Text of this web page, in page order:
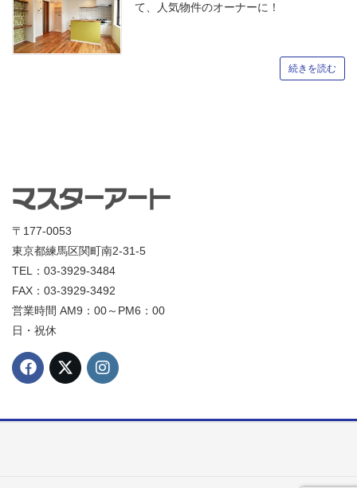
て、人気物件のオーナーに！
続きを読む
〒177-0053
東京都練馬区関町南2-31-5
TEL：03-3929-3484
FAX：03-3929-3492
営業時間 AM9：00～PM6：00
日・祝休